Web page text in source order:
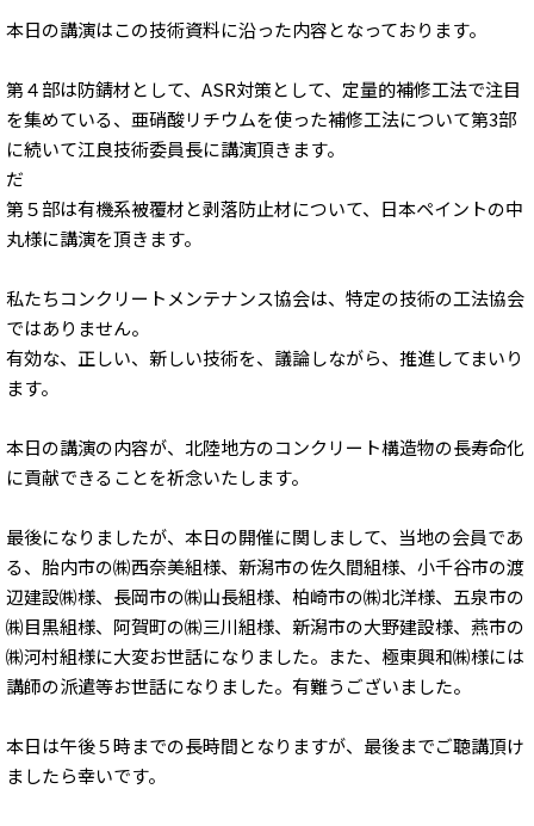
本日の講演はこの技術資料に沿った内容となっております。
第４部は防錆材として、ASR対策として、定量的補修工法で注目
を集めている、亜硝酸リチウムを使った補修工法について第3部
に続いて江良技術委員長に講演頂きます。
だ
第５部は有機系被覆材と剥落防止材について、日本ペイントの中
丸様に講演を頂きます。
私たちコンクリートメンテナンス協会は、特定の技術の工法協会
ではありません。
有効な、正しい、新しい技術を、議論しながら、推進してまいり
ます。
本日の講演の内容が、北陸地方のコンクリート構造物の長寿命化
に貢献できることを祈念いたします。
最後になりましたが、本日の開催に関しまして、当地の会員であ
る、胎内市の㈱西奈美組様、新潟市の佐久間組様、小千谷市の渡
辺建設㈱様、長岡市の㈱山長組様、柏崎市の㈱北洋様、五泉市の
㈱目黒組様、阿賀町の㈱三川組様、新潟市の大野建設様、燕市の
㈱河村組様に大変お世話になりました。また、極東興和㈱様には
講師の派遣等お世話になりました。有難うございました。
本日は午後５時までの長時間となりますが、最後までご聴講頂け
ましたら幸いです。